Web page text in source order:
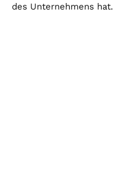
des Unternehmens hat.